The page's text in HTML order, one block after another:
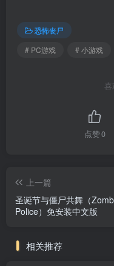
恐怖丧尸
# PC游戏
# 小游戏
点赞0
上一篇
圣诞节与僵尸共舞（
Police）免安装中文版
相关推荐